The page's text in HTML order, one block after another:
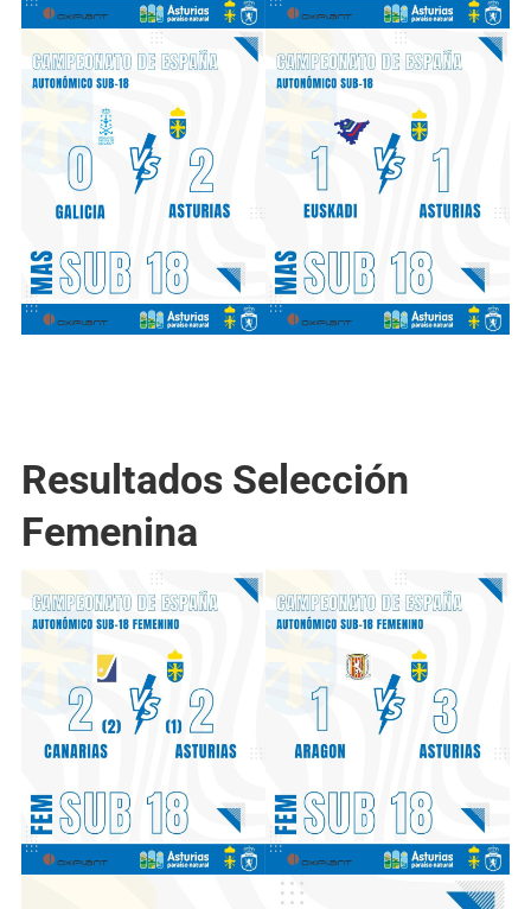
Resultados Selección
Femenina